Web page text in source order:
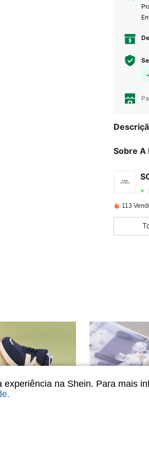
Sobre A
113
na Shein. Para mais
.